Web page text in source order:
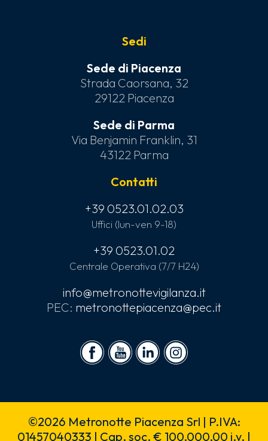
Sedi
Sede di Piacenza
Strada Caorsana, 32
29122 Piacenza
Sede di Parma
Via Benjamin Franklin, 31
43122 Parma
Contatti
+39 0523.01.02.03
Uffici (lun-ven 9-18)
+39 0523.01.02
Centrale Operativa (7/7 H24)
info@metronottevigilanza.it
PEC: metronottepiacenza@pec.it
©2026 Metronotte Piacenza Srl | P.IVA:
01457040333 | Cap. soc. € 100.000,00 i.v. |